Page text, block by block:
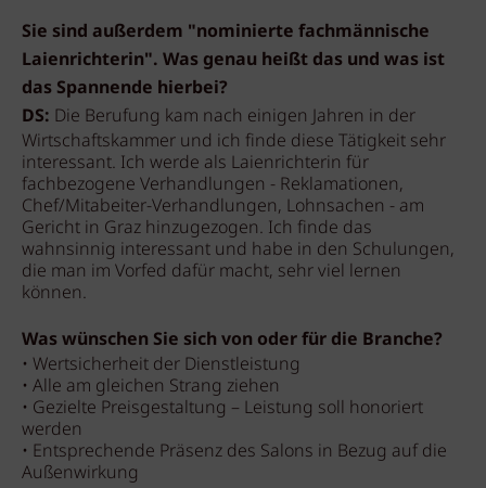
Sie sind außerdem "nominierte fachmännische
Laienrichterin". Was genau heißt das und was ist
das Spannende hierbei?
DS: Die Berufung kam nach einigen Jahren in der
Wirtschaftskammer und ich finde diese Tätigkeit sehr
interessant. Ich werde als Laienrichterin für
fachbezogene Verhandlungen - Reklamationen,
Chef/Mitabeiter-Verhandlungen, Lohnsachen - am
Gericht in Graz hinzugezogen. Ich finde das
wahnsinnig interessant und habe in den Schulungen,
die man im Vorfed dafür macht, sehr viel lernen
können.
Was wünschen Sie sich von oder für die Branche?
• Wertsicherheit der Dienstleistung
• Alle am gleichen Strang ziehen
• Gezielte Preisgestaltung – Leistung soll honoriert
werden
• Entsprechende Präsenz des Salons in Bezug auf die
Außenwirkung